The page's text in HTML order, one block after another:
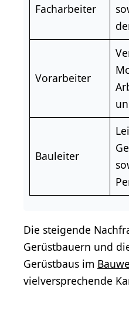
Facharbeiter
Vorarbeiter
Bauleiter
Die steigende
Gerüstbauern und
Gerüstbaus im
vielversprechende